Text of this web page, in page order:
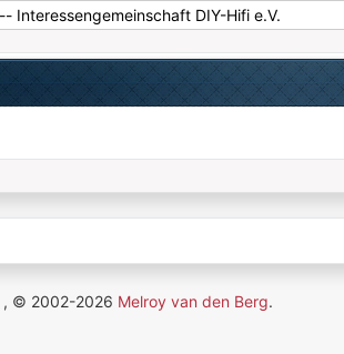
, © 2002-2026 Melroy van den Berg.